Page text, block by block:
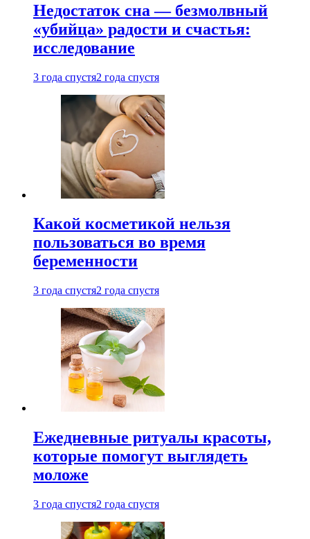
Недостаток сна — безмолвный
«убийца» радости и счастья:
исследование
3 года спустя2 года спустя
Какой косметикой нельзя
пользоваться во время
беременности
3 года спустя2 года спустя
Ежедневные ритуалы красоты,
которые помогут выглядеть
моложе
3 года спустя2 года спустя